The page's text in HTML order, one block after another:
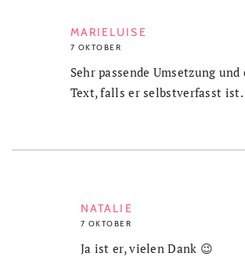
MARIELUISE
7 OKTOBER
Sehr passende Umsetzung
Text, falls er selbstverfasst ist.
NATALIE
7 OKTOBER
Ja ist er, vielen Dank 😉